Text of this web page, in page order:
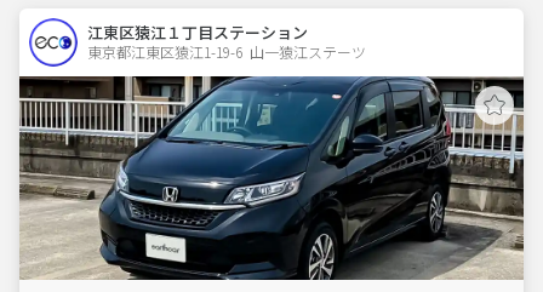
江東区猿江１丁目ステーション
東京都江東区猿江1-19-6  山一猿江ステーツ